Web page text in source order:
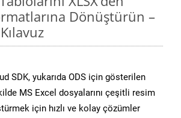
Dönüştürün –
SDK, yukarıda ODS için gösterilen
MS Excel dosyalarını çeşitli resim
için hızlı ve kolay çözümler